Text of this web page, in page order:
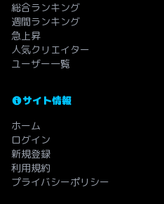
総合ランキング
週間ランキング
急上昇
人気クリエイター
ユーザー一覧
サイト情報
ホーム
ログイン
新規登録
利用規約
プライバシーポリシー